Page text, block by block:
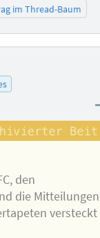
im Thread-Baum
den
die
versteckt